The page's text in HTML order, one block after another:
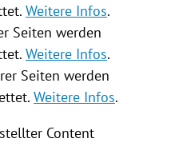
Weitere Infos.
Seiten werden
Weitere Infos.
Seiten werden
Weitere Infos.
Content